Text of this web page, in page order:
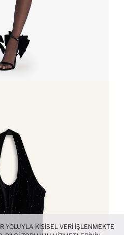
YOLUYLA KIŞISEL VERI IŞLENMEKTE